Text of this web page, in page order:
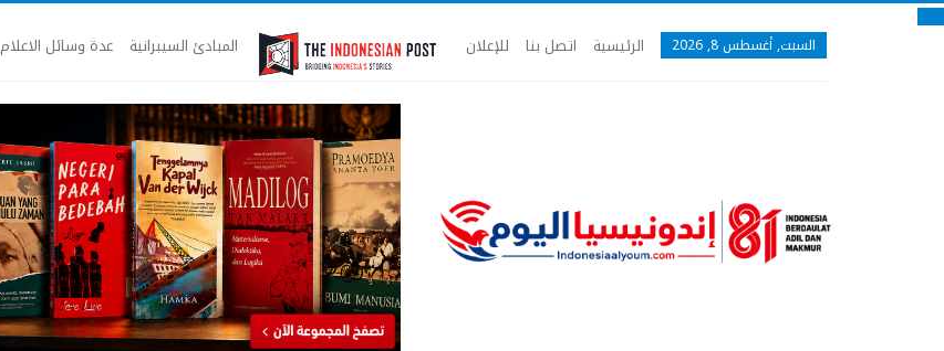
السبت, أغسطس 8, 2026 الرئيسية اتصل بنا للإعلان المبادئ السيبرانية عدة وسائل الاعلام